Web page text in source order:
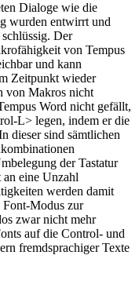
Dialoge wie die
wurden entwirrt und
Der
von Tempus
und kann
Zeitpunkt wieder
von Makros nicht
Word nicht gefällt,
L> legen, indem er die
dieser sind sämtlichen
der Tastatur
eine Unzahl
werden damit
Font-Modus zur
zwar nicht mehr
auf die Control- und
fremdsprachiger Texte